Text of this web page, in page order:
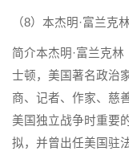
（8）本杰明·富兰克林
简介本杰明·富兰克
士顿，美国著名政治
商、记者、作家、慈
美国独立战争时重要
拟，并曾出任美国驻